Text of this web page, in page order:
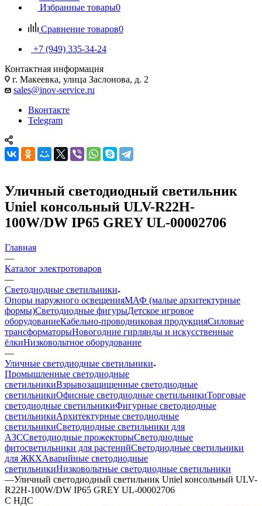
Избранные товары0
Сравнение товаров0
+7 (949) 335-34-24
Контактная информация
г. Макеевка, улица Заслонова, д. 2
sales@inov-service.ru
Вконтакте
Telegram
Уличный светодиодный светильник
Uniel консольный ULV-R22H-
100W/DW IP65 GREY UL-00002706
Главная
—
Каталог электротоваров
—
Светодиодные светильники
Опоры наружного освещенияМАФ (малые архитектурные
формы)Светодиодные фигурыДетское игровое
оборудованиеКабельно-проводниковая продукцияСиловые
трансформаторыНовогодние гирлянды и искусственные
ёлкиНизковольтное оборудование
—
Уличные светодиодные светильники
Промышленные светодиодные
светильникиВзрывозащищенные светодиодные
светильникиОфисные светодиодные светильникиТорговые
светодиодные светильникиФигурные светодиодные
светильникиАрхитектурные светодиодные
светильникиСветодиодные светильники для
АЗССветодиодные прожекторыСветодиодные
фитосветильники для растенийСветодиодные светильники
для ЖКХАварийные светодиодные
светильникиНизковольтные светодиодные светильники
—Уличный светодиодный светильник Uniel консольный ULV-
R22H-100W/DW IP65 GREY UL-00002706
С НДС